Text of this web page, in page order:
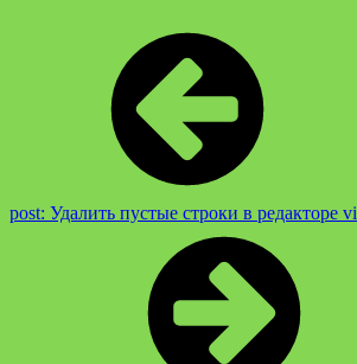
post: Удалить пустые строки в редакторе vi